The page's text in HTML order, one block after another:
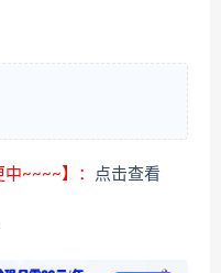
~~~~】： 点击查看